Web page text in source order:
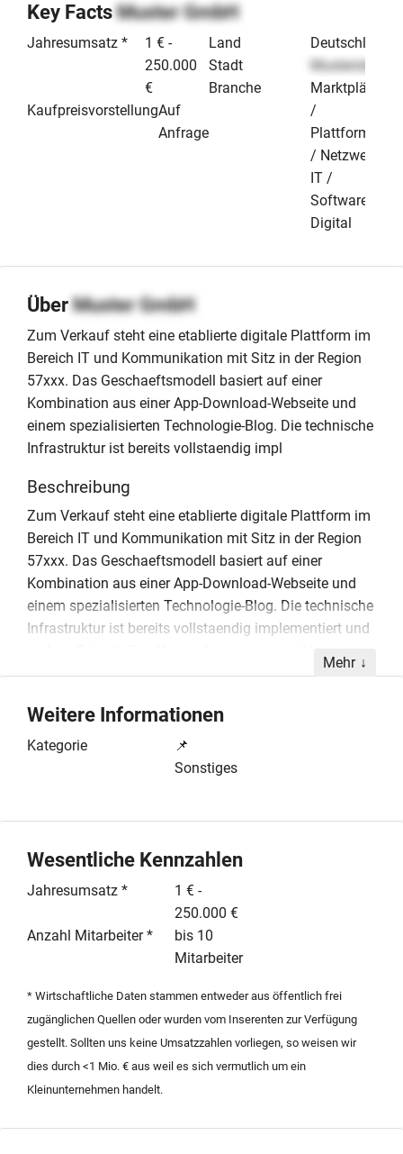
Key FactsMuster GmbH
Jahresumsatz *
1 € -
250.000
€
KaufpreisvorstellungAuf
Anfrage
Land
Deutschland
Stadt
Musterstadt
Branche
Marktplätze
/
Plattformen
/ Netzwerke
IT /
Software &
Digital
ÜberMuster GmbH
Zum Verkauf steht eine etablierte digitale Plattform im
Bereich IT und Kommunikation mit Sitz in der Region
57xxx. Das Geschaeftsmodell basiert auf einer
Kombination aus einer App-Download-Webseite und
einem spezialisierten Technologie-Blog. Die technische
Infrastruktur ist bereits vollstaendig impl
Beschreibung
Zum Verkauf steht eine etablierte digitale Plattform im
Bereich IT und Kommunikation mit Sitz in der Region
57xxx. Das Geschaeftsmodell basiert auf einer
Kombination aus einer App-Download-Webseite und
einem spezialisierten Technologie-Blog. Die technische
Infrastruktur ist bereits vollstaendig implementiert und
durch diverse digitale Kanaele, darunter klassische
Affiliate-Partnerschaften mit namhaften Software-
Unternehmen. Zusaetzliche Erloese werden durch
Sponsoring und bezahlte Experten-Reviews erzielt. Mit
einsteigen moechten. Der Fokus liegt auf der Content-
gezielte Marketingmassnahmen. Die Akquisition
umfasst die gesamte Plattformtechnologie sowie die
bestehenden Kooperationen. Diese Nachfolgeregelung
bietet eine kosteneffiziente Einstiegsmoeglichkeit in ein
profitables Online-Segment mit bereits validierten
Einnahmequellen und einer nutzerfreundlichen
Oberflaeche. Detaillierte Konzepte und Kennzahlen
Mehr
Weitere Informationen
Kategorie
📌
Sonstiges
Wesentliche Kennzahlen
Jahresumsatz *
1 € -
250.000 €
Anzahl Mitarbeiter *
bis 10
Mitarbeiter
* Wirtschaftliche Daten stammen entweder aus öffentlich frei
zugänglichen Quellen oder wurden vom Inserenten zur Verfügung
gestellt. Sollten uns keine Umsatzzahlen vorliegen, so weisen wir
dies durch <1 Mio. € aus weil es sich vermutlich um ein
Kleinunternehmen handelt.